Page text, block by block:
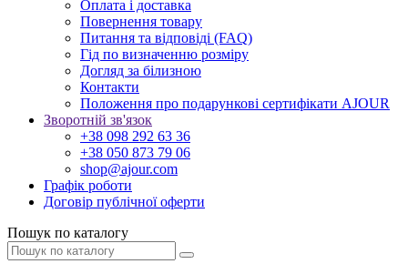
Оплата і доставка
Повернення товару
Питання та відповіді (FAQ)
Гід по визначенню розміру
Догляд за білизною
Контакти
Положення про подарункові сертифікати AJOUR
Зворотній зв'язок
+38 098 292 63 36
+38 050 873 79 06
shop@ajour.com
Графік роботи
Договір публічної оферти
Пошук по каталогу